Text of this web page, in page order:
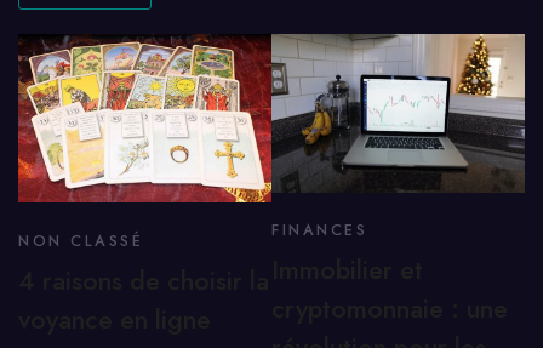
NON CLASSÉ FINANCES